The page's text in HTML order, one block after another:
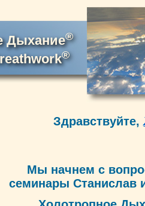
Дыхание®
®
Здравствуйте,
Мы начнем с
семинары Станислав